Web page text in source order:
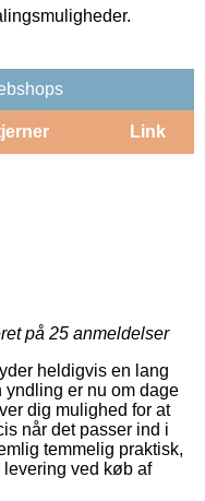
Link
på 25 anmeldelser
heldigvis en lang
er nu om dage
dig mulighed for at
når det passer ind i
temmelig praktisk,
levering ved køb af